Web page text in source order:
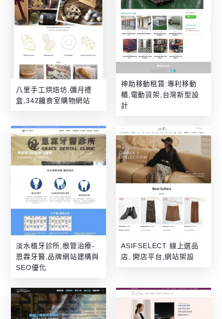
八里手工烘焙坊,彌月禮
盒,342饞食室購物網站
神助移動租賃:專利移動
櫃,電動貨架,台灣新型設
計
淡水植牙診所,根管治療-
恩霖牙醫,品牌網站建構與
SEO優化
ASIFSELECT 線上選品
店, 開店平台,網站架設